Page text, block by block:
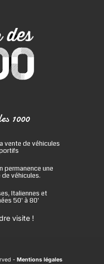
1000
vente de véhicules
permanence une
véhicules.
Italiennes et
50' à 80'
visite !
- Mentions légales